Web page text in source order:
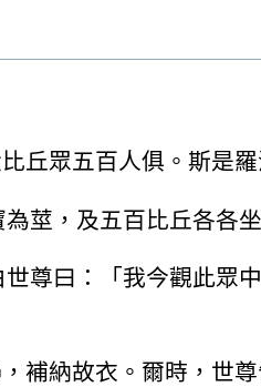
丘眾五百人俱。斯是羅
莖，及五百比丘各各
尊曰：「我今觀此眾
，補納故衣。爾時，世